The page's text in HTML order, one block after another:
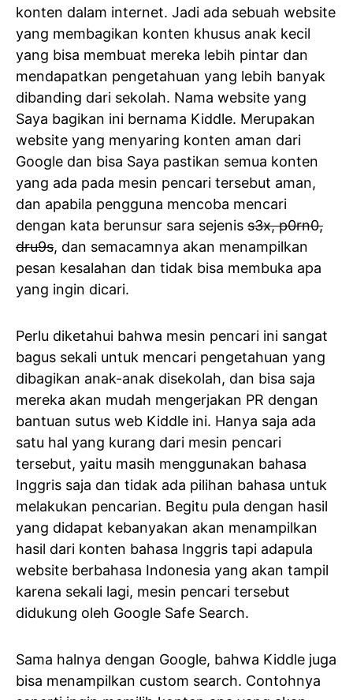
konten dalam internet. Jadi ada sebuah website
yang membagikan konten khusus anak kecil
yang bisa membuat mereka lebih pintar dan
mendapatkan pengetahuan yang lebih banyak
dibanding dari sekolah. Nama website yang
Saya bagikan ini bernama Kiddle. Merupakan
website yang menyaring konten aman dari
Google dan bisa Saya pastikan semua konten
yang ada pada mesin pencari tersebut aman,
dan apabila pengguna mencoba mencari
dengan kata berunsur sara sejenis s3x, p0rn0,
dru9s, dan semacamnya akan menampilkan
pesan kesalahan dan tidak bisa membuka apa
yang ingin dicari.
Perlu diketahui bahwa mesin pencari ini sangat
bagus sekali untuk mencari pengetahuan yang
dibagikan anak-anak disekolah, dan bisa saja
mereka akan mudah mengerjakan PR dengan
bantuan sutus web Kiddle ini. Hanya saja ada
satu hal yang kurang dari mesin pencari
tersebut, yaitu masih menggunakan bahasa
Inggris saja dan tidak ada pilihan bahasa untuk
melakukan pencarian. Begitu pula dengan hasil
yang didapat kebanyakan akan menampilkan
hasil dari konten bahasa Inggris tapi adapula
website berbahasa Indonesia yang akan tampil
karena sekali lagi, mesin pencari tersebut
didukung oleh Google Safe Search.
Sama halnya dengan Google, bahwa Kiddle juga
bisa menampilkan custom search. Contohnya